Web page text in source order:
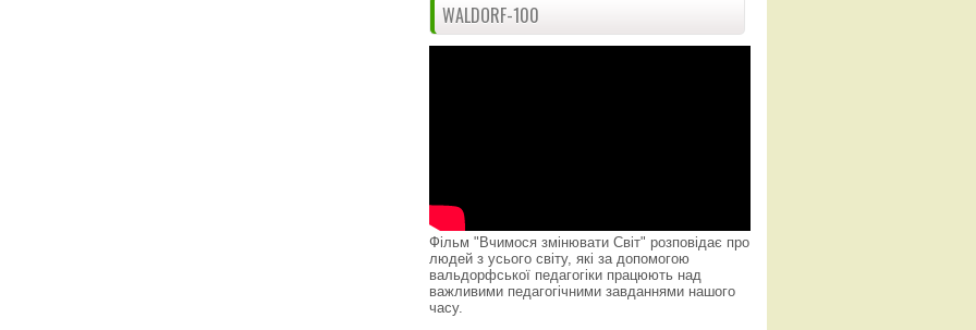
WALDORF-100
Фільм "Вчимося змінювати Світ" розповідає про
людей з усього світу, які за допомогою
вальдорфської педагогіки працюють над
важливими педагогічними завданнями нашого
часу.